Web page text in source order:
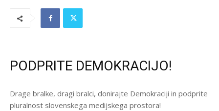
PODPRITE DEMOKRACIJO!
Drage bralke, dragi bralci, donirajte Demokraciji in podprite
pluralnost slovenskega medijskega prostora!